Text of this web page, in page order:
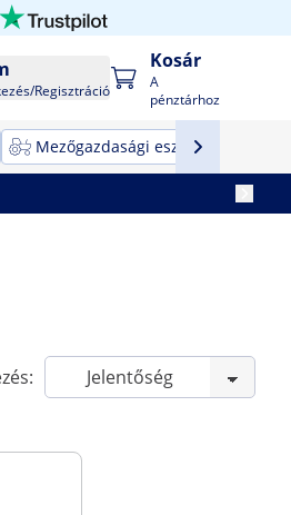
Regisztráció
Kosár
A
pénztárhoz
Mezőgazdasági eszközök